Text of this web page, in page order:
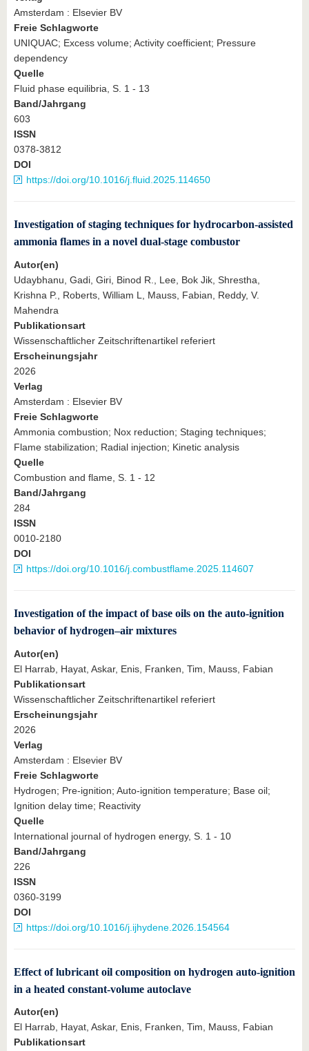
Amsterdam : Elsevier BV
Freie Schlagworte
UNIQUAC; Excess volume; Activity coefficient; Pressure
dependency
Quelle
Fluid phase equilibria, S. 1 - 13
Band/Jahrgang
603
ISSN
0378-3812
DOI
https://doi.org/10.1016/j.fluid.2025.114650
Investigation of staging techniques for hydrocarbon-assisted
ammonia flames in a novel dual-stage combustor
Autor(en)
Udaybhanu, Gadi, Giri, Binod R., Lee, Bok Jik, Shrestha,
Krishna P., Roberts, William L, Mauss, Fabian, Reddy, V.
Mahendra
Publikationsart
Wissenschaftlicher Zeitschriftenartikel referiert
Erscheinungsjahr
2026
Verlag
Amsterdam : Elsevier BV
Freie Schlagworte
Ammonia combustion; Nox reduction; Staging techniques;
Flame stabilization; Radial injection; Kinetic analysis
Quelle
Combustion and flame, S. 1 - 12
Band/Jahrgang
284
ISSN
0010-2180
DOI
https://doi.org/10.1016/j.combustflame.2025.114607
Investigation of the impact of base oils on the auto-ignition
behavior of hydrogen–air mixtures
Autor(en)
El Harrab, Hayat, Askar, Enis, Franken, Tim, Mauss, Fabian
Publikationsart
Wissenschaftlicher Zeitschriftenartikel referiert
Erscheinungsjahr
2026
Verlag
Amsterdam : Elsevier BV
Freie Schlagworte
Hydrogen; Pre-ignition; Auto-ignition temperature; Base oil;
Ignition delay time; Reactivity
Quelle
International journal of hydrogen energy, S. 1 - 10
Band/Jahrgang
226
ISSN
0360-3199
DOI
https://doi.org/10.1016/j.ijhydene.2026.154564
Effect of lubricant oil composition on hydrogen auto-ignition
in a heated constant-volume autoclave
Autor(en)
El Harrab, Hayat, Askar, Enis, Franken, Tim, Mauss, Fabian
Publikationsart